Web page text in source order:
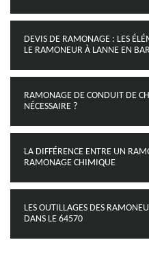
DEVIS DE RAMONAGE : LES
LE RAMONEUR À LANNE EN
RAMONAGE DE CONDUIT DE
NÉCESSAIRE ?
LA DIFFÉRENCE ENTRE UN
RAMONAGE CHIMIQUE
LES OUTILLAGES DES
DANS LE 64570